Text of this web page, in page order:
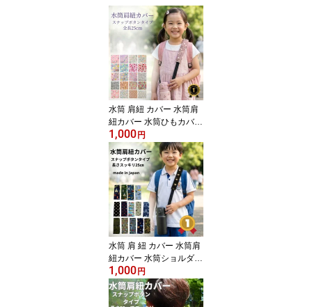
水筒 肩紐 カバー 水筒肩
紐カバー 水筒ひもカバー
水筒紐カバー 1000円ポ
ッキリ 可愛い おしゃれ
シマエナガ ユニコーン
ストロベリー 小学生 幼
稚園 通園 通学 水筒 ショ
ルダー スナップ ボタン
ハンドメイド 日本製 送
料無料
1,000 円
水筒 肩 紐 カバー 水筒肩
紐カバー 水筒ショルダー
パッド 肩パッド 紐カバ
ー 子供 水筒紐カバー 肩
ベルト カバー 肩紐 水筒
1,000 円